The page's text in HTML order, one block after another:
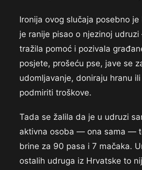
Ironija ovog slučaja posebno
je ranije pisao o njezinoj
tražila pomoć i pozivala
posjete, prošeću pse, jave se
udomljavanje, doniraju hranu
podmiriti troškove.
Tada se žalila da je u udruzi
aktivna osoba — ona sama —
brine za 90 pasa i 7 mačaka.
ostalih udruga iz Hrvatske to